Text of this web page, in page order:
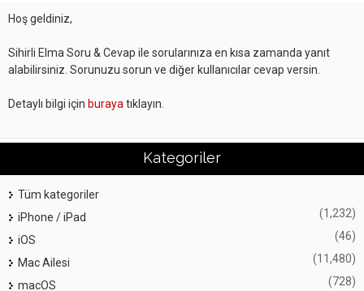
Hoş geldiniz,
Sihirli Elma Soru & Cevap ile sorularınıza en kısa zamanda yanıt
alabilirsiniz. Sorunuzu sorun ve diğer kullanıcılar cevap versin.
Detaylı bilgi için buraya tıklayın.
Kategoriler
Tüm kategoriler
iPhone / iPad
(1,232)
iOS (46)
Mac Ailesi (11,480)
macOS (728)